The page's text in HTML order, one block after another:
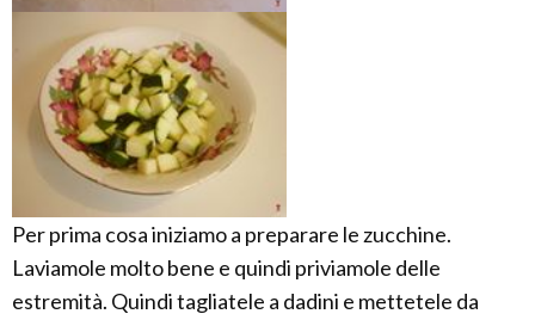
Per prima cosa iniziamo a preparare le zucchine.
Laviamole molto bene e quindi priviamole delle
estremità. Quindi tagliatele a dadini e mettetele da